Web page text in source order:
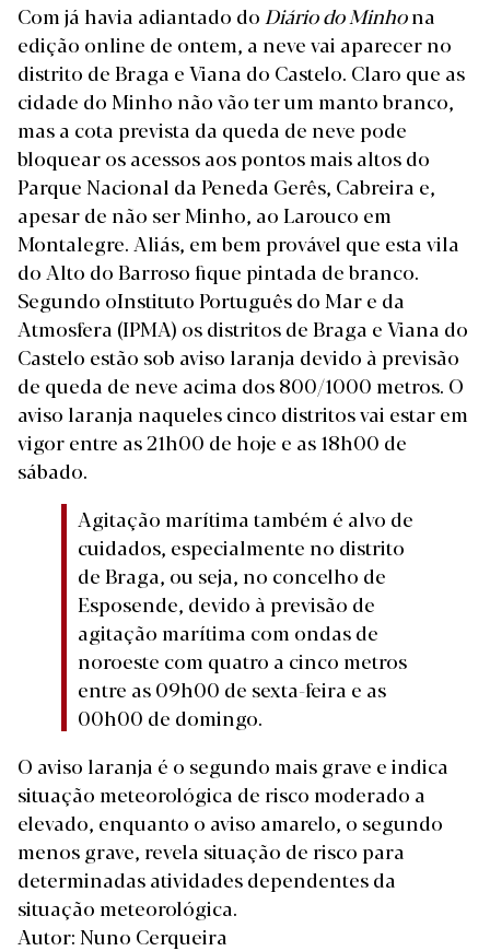
Com já havia adiantado do Diário do Minhona
edição online de ontem, a neve vai aparecer no
distrito de Braga e Viana do Castelo. Claro que as
cidade do Minho não vão ter um manto branco,
mas a cota prevista da queda de neve pode
bloquear os acessos aos pontos mais altos do
Parque Nacional da Peneda Gerês, Cabreira e,
apesar de não ser Minho, ao Larouco em
Montalegre. Aliás, em bem provável que esta vila
do Alto do Barroso fique pintada de branco.
Segundo oInstituto Português do Mar e da
Atmosfera (IPMA) os distritos de Braga e Viana do
Castelo estão sob aviso laranja devido à previsão
de queda de neve acima dos 800/1000 metros. O
aviso laranja naqueles cinco distritos vai estar em
vigor entre as 21h00 de hoje e as 18h00 de
sábado.
Agitação marítima também é alvo de
cuidados, especialmente no distrito
de Braga, ou seja, no concelho de
Esposende, devido à previsão de
agitação marítima com ondas de
noroeste com quatro a cinco metros
entre as 09h00 de sexta-feira e as
00h00 de domingo.
O aviso laranja é o segundo mais grave e indica
situação meteorológica de risco moderado a
elevado, enquanto o aviso amarelo, o segundo
menos grave, revela situação de risco para
determinadas atividades dependentes da
situação meteorológica.
Autor: Nuno Cerqueira